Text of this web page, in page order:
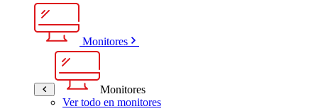
Monitores
Monitores
Ver todo en monitores